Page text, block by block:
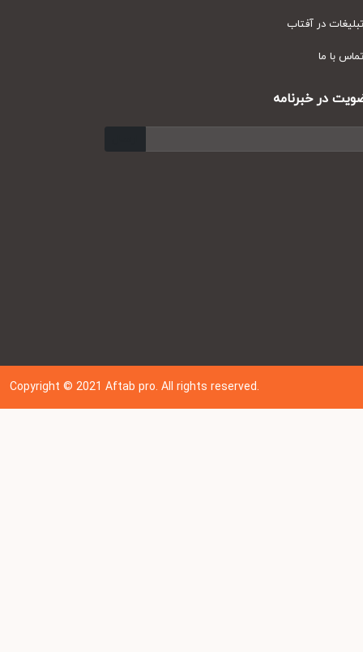
در آفتاب
با ما
در خبرنامه
Copyright © 202 1Aftab pro. All rights reserved.